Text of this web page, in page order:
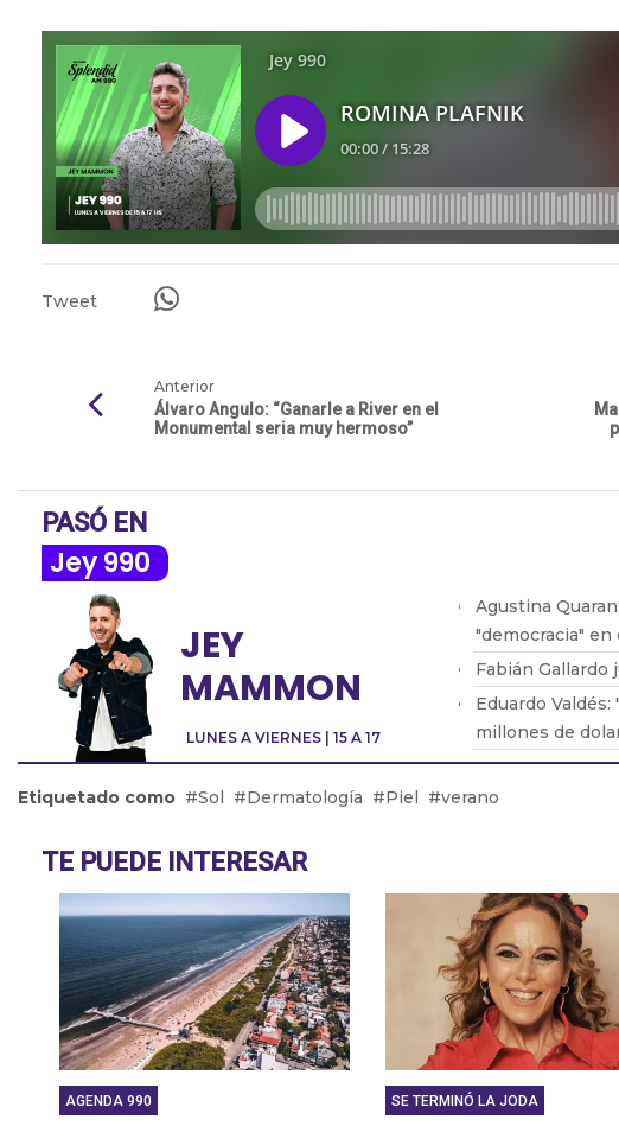
Tweet
Anterior
Álvaro Angulo: “Ganarle a River en el
Monumental seria muy hermoso”
PASÓ EN
Jey 990
LUNES A VIERNES | 15 A 17
JEY
MAMMON
Agustina
"democracia" en
Fabián Gallardo
Eduardo
millones de
Federico
encontrar
Etiquetado como Sol Dermatología Piel verano
TE PUEDE INTERESAR
AGENDA 990 SE TERMINÓ LA JODA